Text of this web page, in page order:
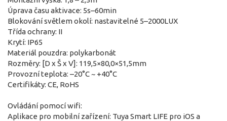
Úprava času aktivace: 5s–60min
Blokování světlem okolí: nastavitelné 5–2000LUX
Třída ochrany: II
Krytí: IP65
Materiál pouzdra: polykarbonát
Rozměry: [D x Š x V]: 119,5×80,0×51,5mm
Provozní teplota: –20°C ~ +40°C
Certifikáty: CE, RoHS
Ovládání pomocí wifi:
Aplikace pro mobilní zařízení: Tuya Smart LIFE pro iOS a